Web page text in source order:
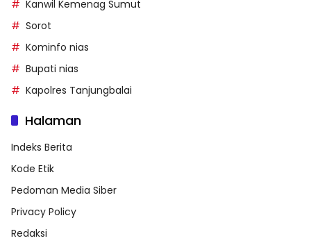
Kanwil Kemenag Sumut
Sorot
Kominfo nias
Bupati nias
Kapolres Tanjungbalai
Halaman
Indeks Berita
Kode Etik
Pedoman Media Siber
Privacy Policy
Redaksi